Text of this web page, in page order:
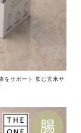
をサポート 飲む玄米サ